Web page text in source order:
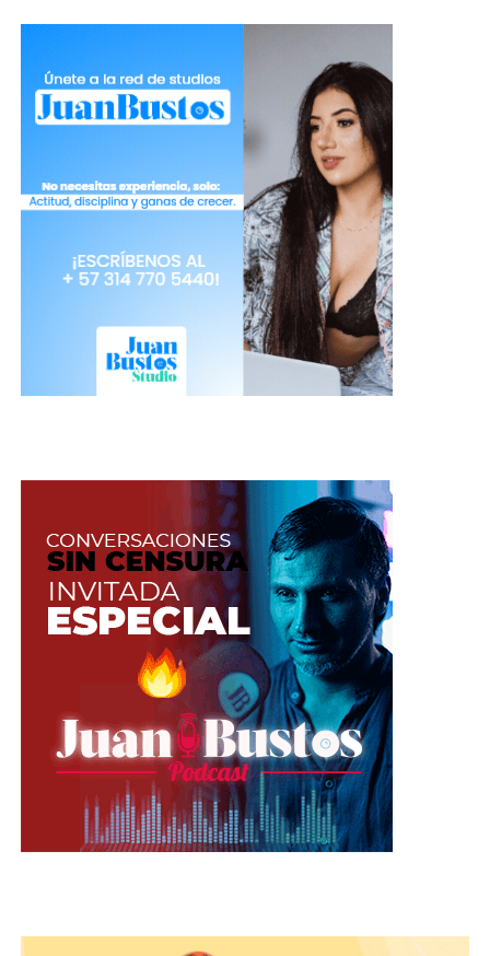
para estar de buen ánimo.
Camgirl que se respeta come
mango para verse regia
Las que han logrado dar con el punto clave han
admitido que una de las técnicas básicas es cuidar
este vegetal contiene altos
niveles de Antocianinas que ayudan a
prever las enfermedades
cardiovasculares y disminuyen las
alteraciones rítmicas.
Limón:siendo muy rica en vitamina
C, capaz de purificar y limpiar el
hígado ayudándote a luchar contra el
para adquirir la cantidad necesaria de